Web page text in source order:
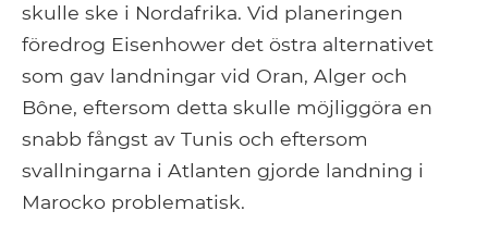
skulle ske i Nordafrika. Vid planeringen
föredrog Eisenhower det östra alternativet
som gav landningar vid Oran, Alger och
Bône, eftersom detta skulle möjliggöra en
snabb fångst av Tunis och eftersom
svallningarna i Atlanten gjorde landning i
Marocko problematisk.